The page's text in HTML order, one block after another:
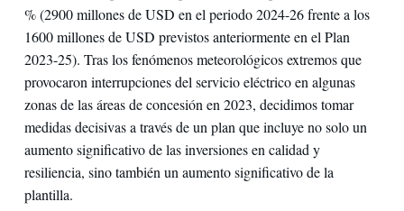
% (2900 millones de USD en el periodo 2024-26 frente a los
1600 millones de USD previstos anteriormente en el Plan
2023-25). Tras los fenómenos meteorológicos extremos que
provocaron interrupciones del servicio eléctrico en algunas
zonas de las áreas de concesión en 2023, decidimos tomar
medidas decisivas a través de un plan que incluye no solo un
aumento significativo de las inversiones en calidad y
resiliencia, sino también un aumento significativo de la
plantilla.